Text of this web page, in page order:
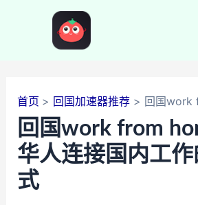
首页 回国加速器推荐 回国work
回国work from
华人连接国内工
式